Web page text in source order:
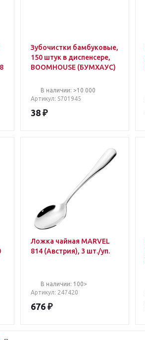
Зубочистки бамбуковые,
150 штук в диспенсере,
BOOMHOUSE (БУМХАУС)
В наличии: >10 000
Артикул: S701945
38 ₽
Ложка чайная MARVEL
814 (Австрия), 3 шт./уп.
В наличии: 100>
Артикул: 247420
676 ₽